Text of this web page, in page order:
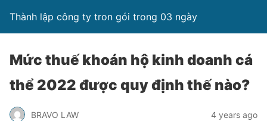
Thành lập công ty tron gói trong 03 ngày
Mức thuế khoán hộ kinh doanh cá
thể 2022 được quy định thế nào?
BRAVO LAW 4 years ago